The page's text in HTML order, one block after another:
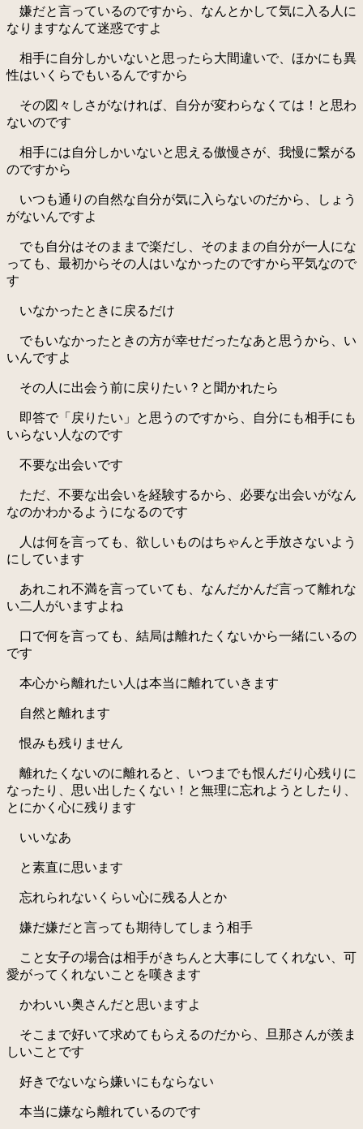
嫌だと言っているのですから、なんとかして気に入る人に
なりますなんて迷惑ですよ
相手に自分しかいないと思ったら大間違いで、ほかにも異
性はいくらでもいるんですから
その図々しさがなければ、自分が変わらなくては！と思わ
ないのです
相手には自分しかいないと思える傲慢さが、我慢に繋がる
のですから
いつも通りの自然な自分が気に入らないのだから、しょう
がないんですよ
でも自分はそのままで楽だし、そのままの自分が一人にな
っても、最初からその人はいなかったのですから平気なので
す
いなかったときに戻るだけ
でもいなかったときの方が幸せだったなあと思うから、い
いんですよ
その人に出会う前に戻りたい？と聞かれたら
即答で「戻りたい」と思うのですから、自分にも相手にも
いらない人なのです
不要な出会いです
ただ、不要な出会いを経験するから、必要な出会いがなん
なのかわかるようになるのです
人は何を言っても、欲しいものはちゃんと手放さないよう
にしています
あれこれ不満を言っていても、なんだかんだ言って離れな
い二人がいますよね
口で何を言っても、結局は離れたくないから一緒にいるの
です
本心から離れたい人は本当に離れていきます
自然と離れます
恨みも残りません
離れたくないのに離れると、いつまでも恨んだり心残りに
なったり、思い出したくない！と無理に忘れようとしたり、
とにかく心に残ります
いいなあ
と素直に思います
忘れられないくらい心に残る人とか
嫌だ嫌だと言っても期待してしまう相手
こと女子の場合は相手がきちんと大事にしてくれない、可
愛がってくれないことを嘆きます
かわいい奥さんだと思いますよ
そこまで好いて求めてもらえるのだから、旦那さんが羨ま
しいことです
好きでないなら嫌いにもならない
本当に嫌なら離れているのです